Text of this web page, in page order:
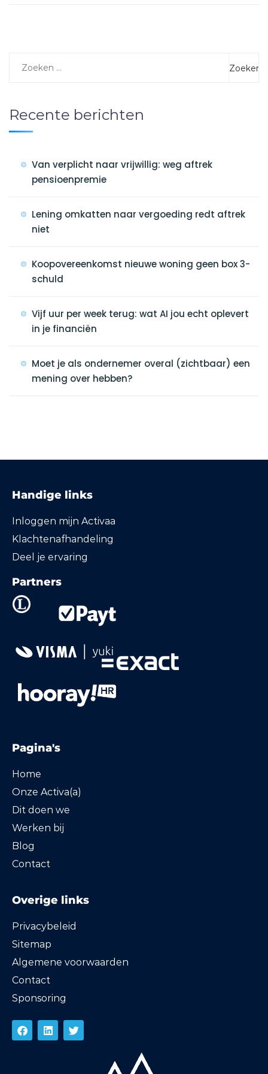
Recente berichten
Van verplicht naar vrijwillig: weg aftrek
pensioenpremie
Lening omkatten naar vergoeding redt aftrek
niet
Koopovereenkomst nieuwe woning geen box 3-
schuld
Vijf uur per week terug: wat AI jou echt oplevert
in je financiën
Moet je als ondernemer overal (zichtbaar) een
mening over hebben?
Handige links
Inloggen mijn Activaa
Klachtenafhandeling
Deel je ervaring
Partners
Pagina's
Home
Onze Activa(a)
Dit doen we
Werken bij
Blog
Contact
Overige links
Privacybeleid
Sitemap
Algemene voorwaarden
Contact
Sponsoring